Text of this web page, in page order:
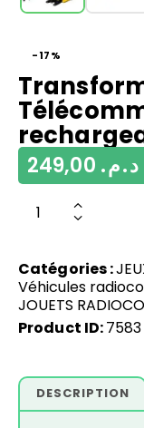
-17%
د.م.
Catégories :
Véhicules
JOUETS
Product ID:7583
DESCRIPTION